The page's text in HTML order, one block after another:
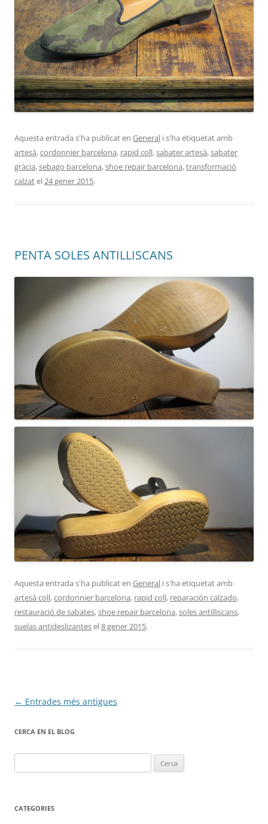
Aquesta entrada s'ha publicat en General i s'ha etiquetat amb
artesà,cordonnier barcelona, rapid coll,sabater artesà,sabater
gràcia,sebago barcelona,shoe repair barcelona,transformació
calzatel24 gener 2015.
PENTA SOLES ANTILLISCANS
Aquesta entrada s'ha publicat en General i s'ha etiquetat amb
artesà coll,cordonnier barcelona, rapid coll, reparación calzado,
restauració de sabates,shoe repair barcelona,soles antilliscans,
suelas antideslizantesel8 gener 2015.
Navegació
les
entrades
← Entrades més antigues
CERCA EN EL BLOG
CATEGORIES